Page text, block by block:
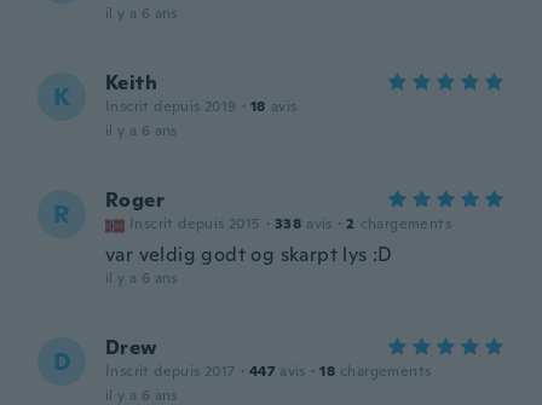
il y a 6 ans
K Keith
Inscrit depuis 2019 · 18 avis
il y a 6 ans
R Roger
Inscrit depuis 2015 · 338 avis · 2 chargements
var veldig godt og skarpt lys :D
il y a 6 ans
D Drew
Inscrit depuis 2017 · 447 avis · 18 chargements
il y a 6 ans